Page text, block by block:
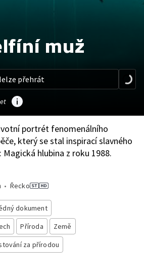
muž
přehrát
portrét fenomenálního
který se stal inspirací slavného
hlubina z roku 1988.
• Řecko
dokument
Příroda
Země
za přírodou